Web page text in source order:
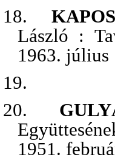
18.
László :
1963. július
19.
20.
1951.